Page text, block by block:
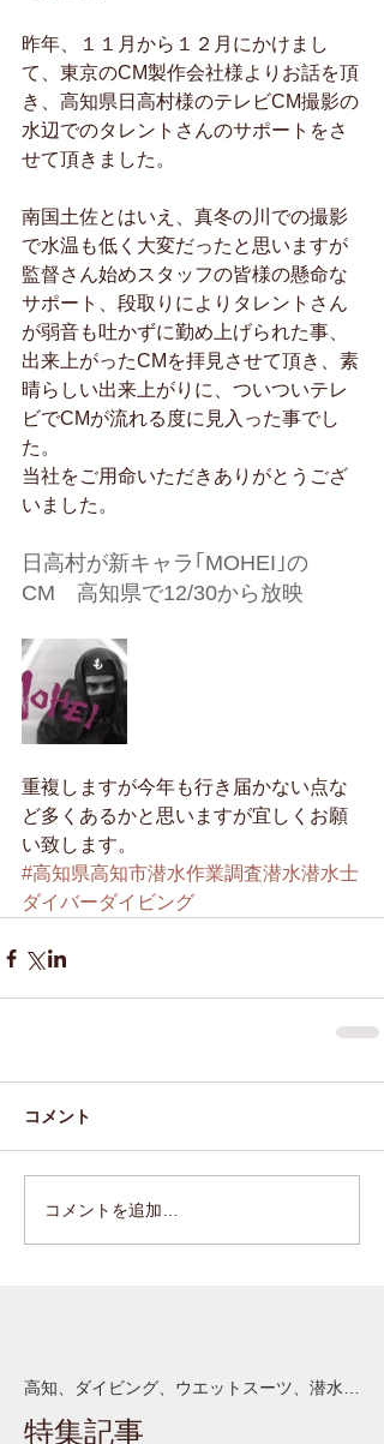
昨年、１１月から１２月にかけまし
て、東京のCM製作会社様よりお話を頂
き、高知県日高村様のテレビCM撮影の
水辺でのタレントさんのサポートをさ
せて頂きました。
南国土佐とはいえ、真冬の川での撮影
で水温も低く大変だったと思いますが
監督さん始めスタッフの皆様の懸命な
サポート、段取りによりタレントさん
が弱音も吐かずに勤め上げられた事、
出来上がったCMを拝見させて頂き、素
晴らしい出来上がりに、ついついテレ
ビでCMが流れる度に見入った事でし
た。
当社をご用命いただきありがとうござ
いました。
日高村が新キャラ｢MOHEI｣の
CM　高知県で12/30から放映
重複しますが今年も行き届かない点な
ど多くあるかと思いますが宜しくお願
い致します。
#高知県高知市潜水作業調査潜水潜水士
ダイバーダイビング
コメント
コメントを追加…
特集記事